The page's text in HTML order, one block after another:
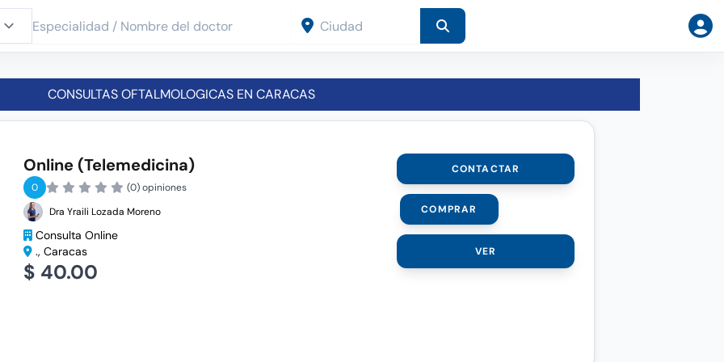
CONSULTAS OFTALMOLOGICAS EN CARACAS
Online (Telemedicina)
0
(0) opiniones
Dra Yraili Lozada Moreno
Consulta Online
., Caracas
$ 40.00
CONTACTAR
COMPRAR
VER